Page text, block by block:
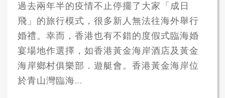
過去兩年半的疫情不止停擺了大家「成日
飛」的旅行模式，很多新人無法往海外舉行
婚禮。幸而，香港也有不錯的度假式臨海婚
宴場地作選擇，如香港黃金海岸酒店及黃金
海岸鄉村俱樂部．遊艇會。香港黃金海岸位
於青山灣臨海...